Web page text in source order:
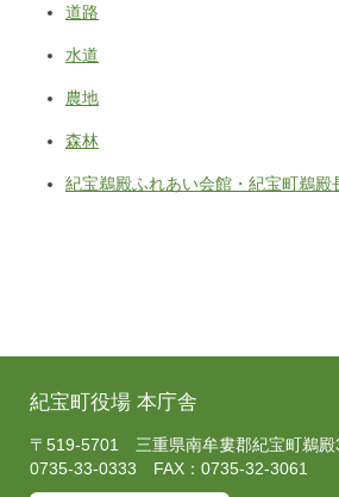
道路
水道
農地
森林
紀宝鵜殿ふれあい会館・紀宝町鵜殿
紀宝町役場 本庁舎
〒519-5701 三重県南牟婁郡紀宝町鵜
0735-33-0333 FAX：0735-32-3061